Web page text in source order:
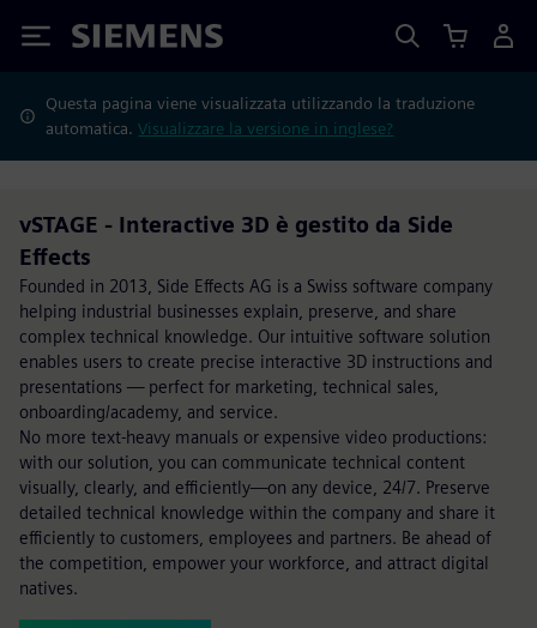
Siemens
Questa pagina viene visualizzata utilizzando la traduzione
automatica.Visualizzare la versione in inglese?
vSTAGE - Interactive 3D è gestito da Side
Effects
Founded in 2013, Side Effects AG is a Swiss software company
helping industrial businesses explain, preserve, and share
complex technical knowledge. Our intuitive software solution
enables users to create precise interactive 3D instructions and
presentations — perfect for marketing, technical sales,
onboarding/academy, and service.
No more text-heavy manuals or expensive video productions:
with our solution, you can communicate technical content
visually, clearly, and efficiently—on any device, 24/7. Preserve
detailed technical knowledge within the company and share it
efficiently to customers, employees and partners. Be ahead of
the competition, empower your workforce, and attract digital
natives.